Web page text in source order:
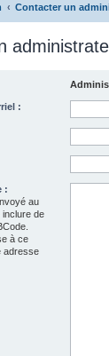
Contacter un
:
:
au
inclure de
à ce
adresse